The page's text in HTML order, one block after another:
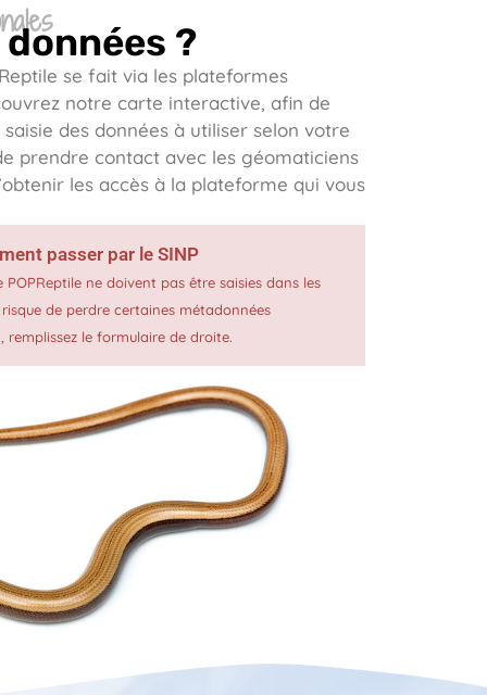
?
se fait via les plateformes
notre carte interactive, afin de
des données à utiliser selon votre
prendre contact avec les géomaticiens
les accès à la plateforme qui vous
passer par le SINP
ne doivent pas être saisies dans les
de perdre certaines métadonnées
remplissez le formulaire de droite.